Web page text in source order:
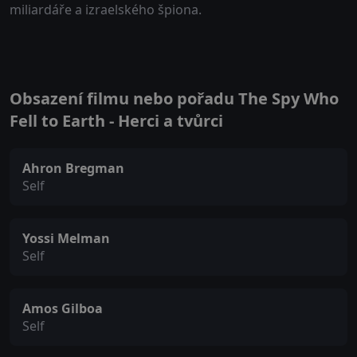
miliardáře a izraelského špiona.
Obsazení filmu nebo pořadu The Spy Who
Fell to Earth - Herci a tvůrci
Ahron Bregman
Self
Yossi Melman
Self
Amos Gilboa
Self